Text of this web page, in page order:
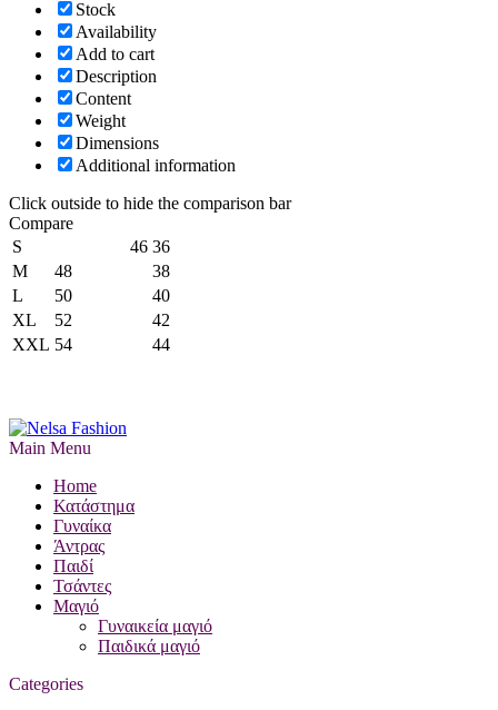
Stock
Availability
Add to cart
Description
Content
Weight
Dimensions
Additional information
Click outside to hide the comparison bar
Compare
S
46 36
M
48
38
L
50
40
XL
52
42
XXL 54 44
Main Menu
Home
Κατάστημα
Γυναίκα
Άντρας
Παιδί
Τσάντες
Μαγιό
Γυναικεία μαγιό
Παιδικά μαγιό
Categories